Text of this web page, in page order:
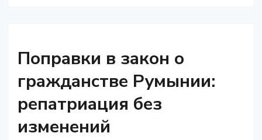
Поправки в закон о
гражданстве Румынии:
репатриация без
изменений